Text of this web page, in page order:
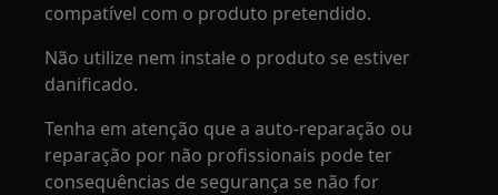
compatível com o produto pretendido.
Não utilize nem instale o produto se estiver
danificado.
Tenha em atenção que a auto-reparação ou
reparação por não profissionais pode ter
consequências de segurança se não for